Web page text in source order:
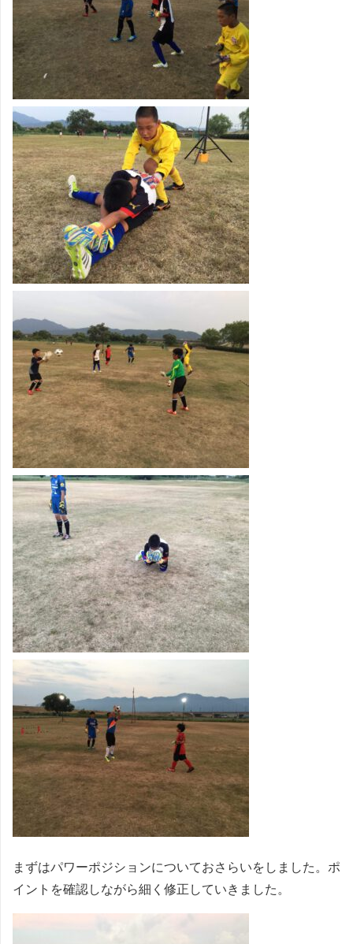
まずはパワーポジションについておさらいをしました。ポ
イントを確認しながら細く修正していきました。